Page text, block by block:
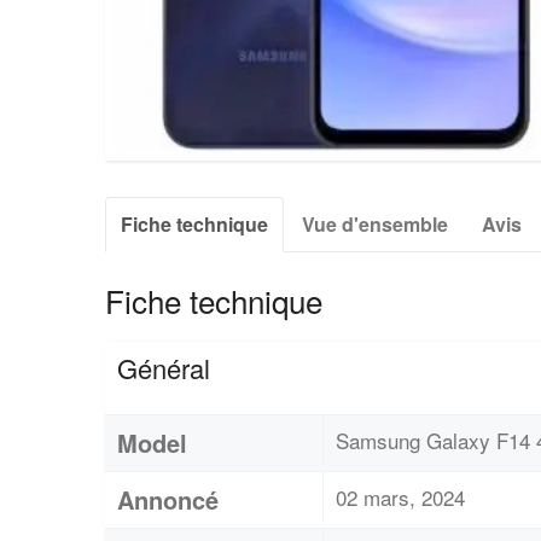
Fiche technique Vue d'ensemble Avis
Fiche technique
Général
Model Samsung Galaxy F14
Annoncé 02 mars, 2024